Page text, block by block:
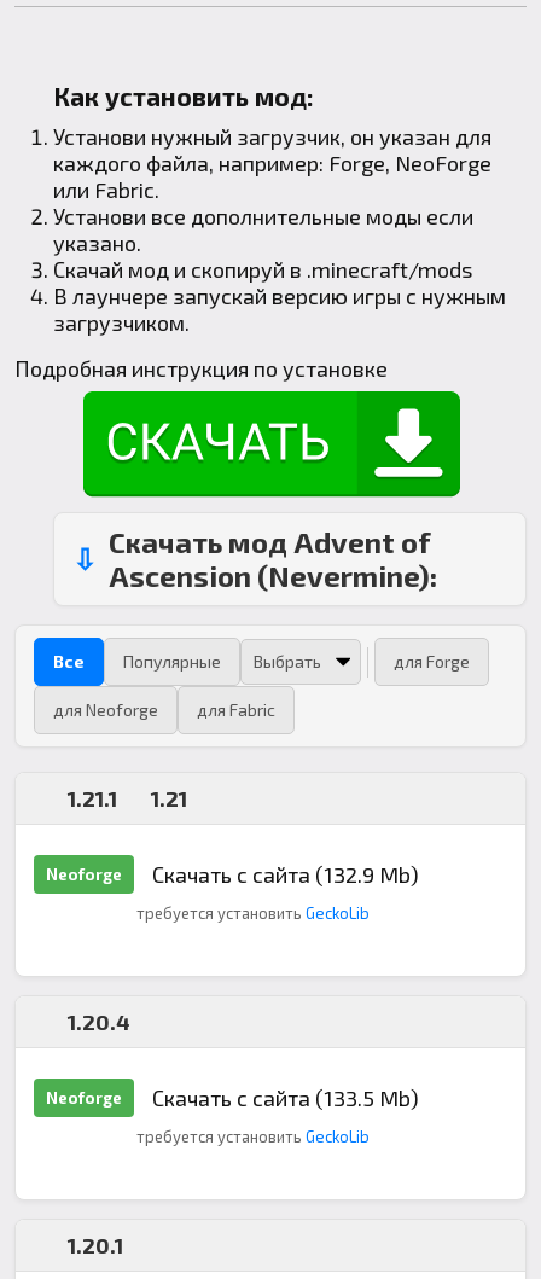
Как установить мод:
Установи нужный загрузчик, он указан для
каждого файла, например: Forge, NeoForge
или Fabric.
Установи все дополнительные моды если
указано.
Скачай мод и скопируй в .minecraft/mods
В лаунчере запускай версию игры с нужным
загрузчиком.
Подробная инструкция по установке
Скачать мод Advent of
Ascension (Nevermine):
Все Популярные для Forge
для Neoforge для Fabric
1.21.1 1.21
Neoforge Скачать с сайта (132.9 Mb)
требуется установить GeckoLib
1.20.4
Neoforge Скачать с сайта (133.5 Mb)
требуется установить GeckoLib
1.20.1